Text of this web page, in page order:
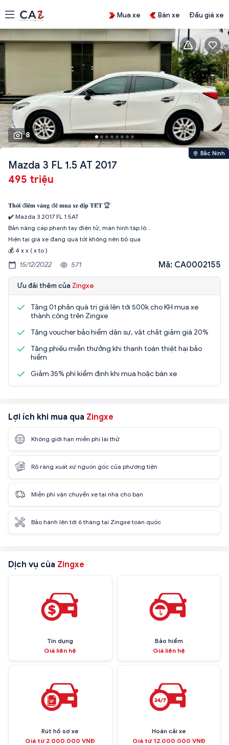
Mua xe Bán xe Đấu giá xe
8
Bắc Ninh
Mazda 3 FL 1.5 AT 2017
495 triệu
𝐓𝐡𝐨̛̀𝐢 đ𝐢𝐞̂̉𝐦 𝐯𝐚̀𝐧𝐠 đ𝐞̂̉ 𝐦𝐮𝐚 𝐱𝐞 𝐝𝐢̣𝐩 𝐓𝐄̂́𝐓 🏆
✔️ Mazda 3 2017 FL 1.5AT
Bản nâng cấp phanh tay điện tử, màn hình táp lô...
Hiện tại giá xe đang quá tốt không nên bỏ qua
💰 4 x x ( x to )
15/12/2022 571 Mã: CA0002155
Ưu đãi thêm của Zingxe
Tặng 01 phần quà trị giá lên tới 500k cho KH mua xe
thành công trên Zingxe
Tặng voucher bảo hiểm dân sự, vật chất giảm giá 20%
Tặng phiếu miễn thưởng khi thanh toán thiệt hại bảo
hiểm
Giảm 35% phí kiểm định khi mua hoặc bán xe
Lợi ích khi mua qua Zingxe
Không giới hạn miễn phí lái thử
Rõ ràng xuất xứ nguồn gốc của phương tiện
Miễn phí vận chuyển xe tại nhà cho bạn
Bảo hành lên tới 6 tháng tại Zingxe toàn quốc
Dịch vụ của Zingxe
Tín dụng
Giá liên hệ
Bảo hiểm
Giá liên hệ
Rút hồ sơ xe
Giá từ 2.000.000 VNĐ
Hoán cải xe
Giá từ 12.000.000 VNĐ